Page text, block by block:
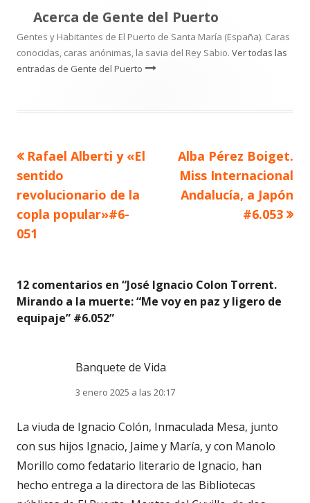
Acerca de Gente del Puerto
Gentes y Habitantes de El Puerto de Santa María (España). Caras
conocidas, caras anónimas, la savia del Rey Sabio. Ver todas las
entradas de Gente del Puerto
Navegación
de
entradas
Artículo
anterior
Rafael Alberti y «El
sentido
revolucionario de la
copla popular»#6-
051
Artículo
siguiente
Alba Pérez Boiget.
Miss Internacional
Andalucía, a Japón
#6.053
12 comentarios en “José Ignacio Colon Torrent.
Mirando a la muerte: “Me voy en paz y ligero de
equipaje” #6.052”
Banquete de Vida
3 enero 2025 a las 20:17
La viuda de Ignacio Colón, Inmaculada Mesa, junto
con sus hijos Ignacio, Jaime y María, y con Manolo
Morillo como fedatario literario de Ignacio, han
hecho entrega a la directora de las Bibliotecas